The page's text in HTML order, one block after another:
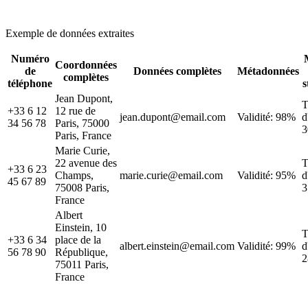
Exemple de données extraites
Numéro
de
téléphone
Coordonnées
complètes
Données complètes Métadonnées
+33 6 12
34 56 78
Jean Dupont,
12 rue de
Paris, 75000
Paris, France
jean.dupont@email.com Validité: 98%
+33 6 23
45 67 89
Marie Curie,
22 avenue des
Champs,
75008 Paris,
France
marie.curie@email.com Validité: 95%
+33 6 34
56 78 90
Albert
Einstein, 10
place de la
République,
75011 Paris,
France
albert.einstein@email.com Validité: 99%